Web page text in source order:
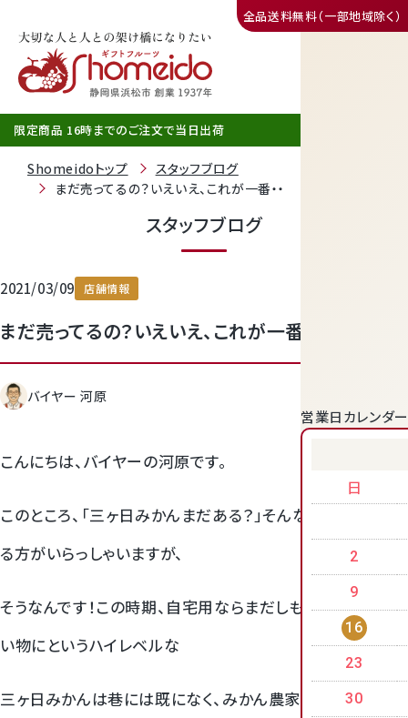
全品送料無料（一部地域除く）
営業日カレンダー
日
2
9
16
23
30
天使音（あまね）マスクメロン
桃
限定商品 16時までのご注文で当日出荷
Shomeidoトップ
スタッフブログ
まだ売ってるの？いえいえ、これが一番・・
スタッフブログ
2021/03/09 店舗情報
まだ売ってるの？いえいえ、これが一番・・
バイヤー 河原
こんにちは、バイヤーの河原です。
このところ、「三ヶ日みかんまだある？」そんな感じで入ってく
る方がいらっしゃいますが、
そうなんです！この時期、自宅用ならまだしも、ちょっとお遣
い物にというハイレベルな
三ヶ日みかんは巷には既になく、みかん農家さんが最後の